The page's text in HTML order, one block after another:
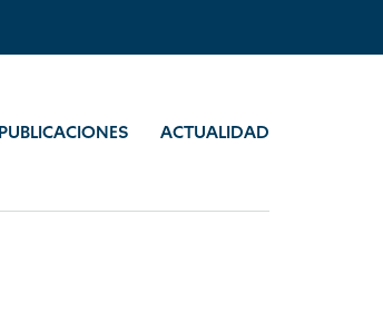
PUBLICACIONES ACTUALIDAD